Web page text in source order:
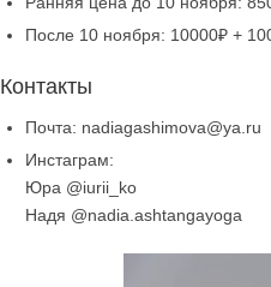
После 10 ноября: 10000₽ +
Контакты
Почта: nadiagashimova@ya.ru
Инстаграм:
Юра @iurii_ko
Надя @nadia.ashtangayoga